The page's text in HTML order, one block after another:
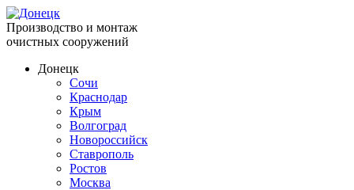
Производство и монтаж
очистных сооружений
Донецк
Сочи
Краснодар
Крым
Волгоград
Новороссийск
Ставрополь
Ростов
Москва